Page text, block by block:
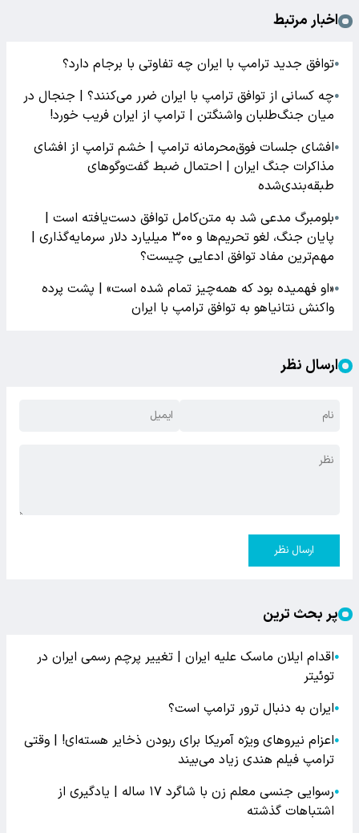
اخبار مرتبط
●توافق جدید ترامپ با ایران چه تفاوتی با برجام دارد؟
●چه کسانی از توافق ترامپ با ایران ضرر می‌کنند؟ | جنجال در
میان جنگ‌طلبان واشنگتن | ترامپ از ایران فریب خورد!
●افشای جلسات فوق‌محرمانه ترامپ | خشم ترامپ از افشای
مذاکرات جنگ ایران | احتمال ضبط گفت‌وگوهای
طبقه‌بندی‌شده
●بلومبرگ مدعی شد به متن‌کامل توافق دست‌یافته است |
پایان جنگ، لغو تحریم‌ها و ۳۰۰ میلیارد دلار سرمایه‌گذاری |
مهم‌ترین مفاد توافق ادعایی چیست؟
●«او فهمیده بود که همه‌چیز تمام شده است» | پشت پرده
واکنش نتانیاهو به توافق ترامپ با ایران
ارسال نظر
ارسال نظر
پر بحث ترین
●اقدام ایلان ماسک علیه ایران | تغییر پرچم رسمی ایران در
توئیتر
●ایران به دنبال ترور ترامپ است؟
●اعزام نیروهای ویژه آمریکا برای ربودن ذخایر هسته‌ای! | وقتی
ترامپ فیلم هندی زیاد می‌بیند
●
رسوایی جنسی معلم زن با شاگرد ۱۷ ساله | یادگیری از
اشتباهات گذشته